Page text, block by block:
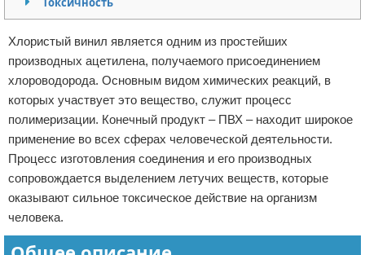
Отказ от ответственности
Хлористый винил является одним из простейших
производных ацетилена, получаемого присоединением
хлороводорода. Основным видом химических реакций, в
которых участвует это вещество, служит процесс
полимеризации. Конечный продукт – ПВХ – находит широкое
применение во всех сферах человеческой деятельности.
Процесс изготовления соединения и его производных
сопровождается выделением летучих веществ, которые
оказывают сильное токсическое действие на организм
человека.